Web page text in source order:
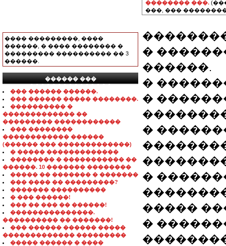
���� ���������, ����
������, � ���� �������� �
��������� ���������� �� 3
������.
������ ���
���������������
��� ������ ������.
��� ������ ����� ��������.
���������� �
������������� ��
��������� ������������
��� ��������
������������ ������
(������ ��� �������������)
� ����� �������������
�������� � ����������� ��
������. 10 ������� ��������
����� �� ������� � �������
��� ���� �� ���������?
������� ����������
� ��� ������!
��� �� ��� �� ������!
���������������.
���������� �� �������!
��� ������ ������ �����
������������� ���������
����� ������ � ����
�������� ���.
���, ���
�
������.
�
�
�
�
�����
�